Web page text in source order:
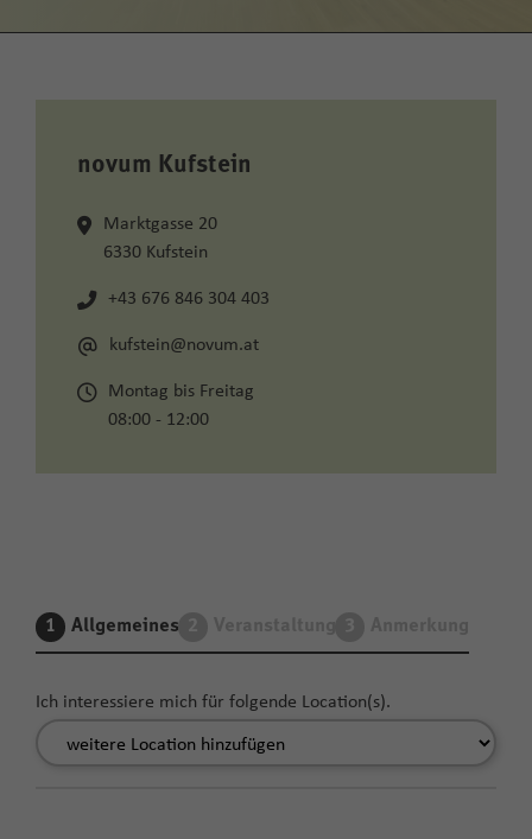
novum Kufstein
Marktgasse 20
6330 Kufstein
+43 676 846 304 403
kufstein@novum.at
Montag bis Freitag
08:00 - 12:00
Allgemeines
Ich interessiere mich für folgende Location(s).